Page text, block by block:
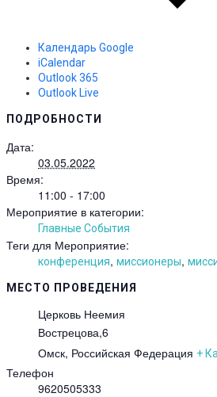
Календарь Google
iCalendar
Outlook 365
Outlook Live
ПОДРОБНОСТИ
Дата:
03.05.2022
Время:
11:00 - 17:00
Мероприятие в категории:
Главные События
Теги для Мероприятие:
конференция, миссионеры,
МЕСТО ПРОВЕДЕНИЯ
Церковь Неемия
Вострецова,6
Омск, Российская Федерация +
Телефон
9620505333